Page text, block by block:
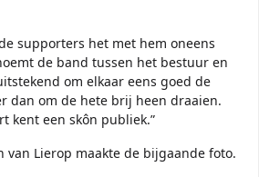
supporters het met hem oneens
de band tussen het bestuur en
om elkaar eens goed de
dan om de hete brij heen draaien.
kent een skôn publiek.”
van Lierop maakte de bijgaande foto.